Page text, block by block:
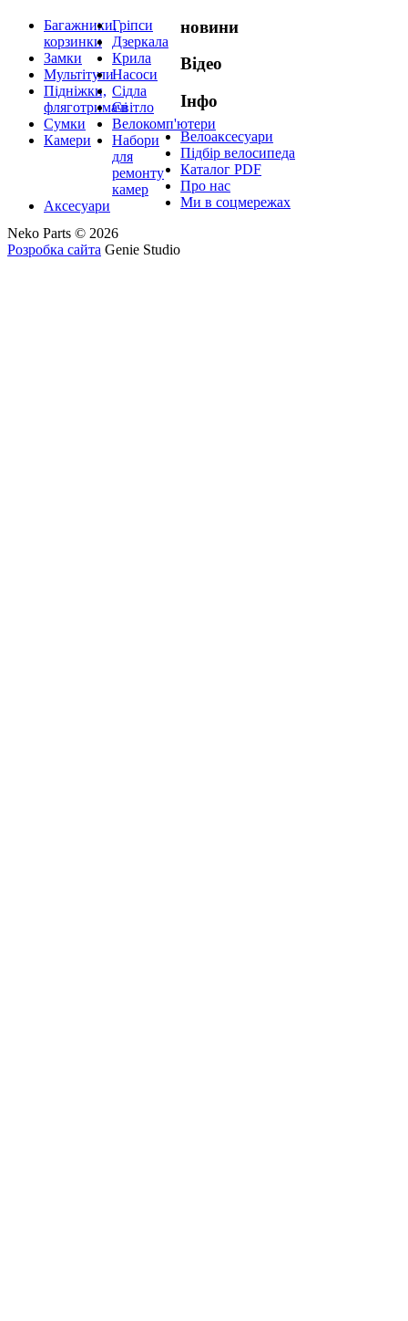
Багажники,
корзинки
Гріпси
Дзеркала
Замки
Крила
МультітулиНасоси
Підніжки,
фляготримачі
Сідла
Світло
Сумки
Велокомп'ютери
Камери
Набори
для
ремонту
камер
Аксесуари
новини
Відео
Інфо
Велоаксесуари
Підбір велосипеда
Каталог PDF
Про нас
Ми в соцмережах
Neko Parts © 2026
Розробка сайта Genie Studio